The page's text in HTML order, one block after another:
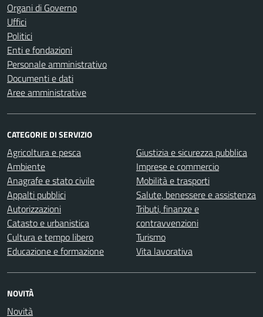
Organi di Governo
Uffici
Politici
Enti e fondazioni
Personale amministrativo
Documenti e dati
Aree amministrative
CATEGORIE DI SERVIZIO
Agricoltura e pesca
Ambiente
Anagrafe e stato civile
Appalti pubblici
Autorizzazioni
Catasto e urbanistica
Cultura e tempo libero
Educazione e formazione
Giustizia e sicurezza pubblica
Imprese e commercio
Mobilità e trasporti
Salute, benessere e assistenza
Tributi, finanze e
contravvenzioni
Turismo
Vita lavorativa
NOVITÀ
Novità